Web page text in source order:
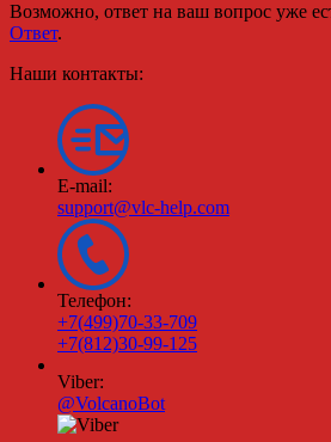
Возможно, ответ на ваш вопрос уже
Ответ.
Наши контакты:
E-mail:
support@vlc-help.com
Телефон:
+7(499)70-33-709
+7(812)30-99-125
Viber:
@VolcanoBot